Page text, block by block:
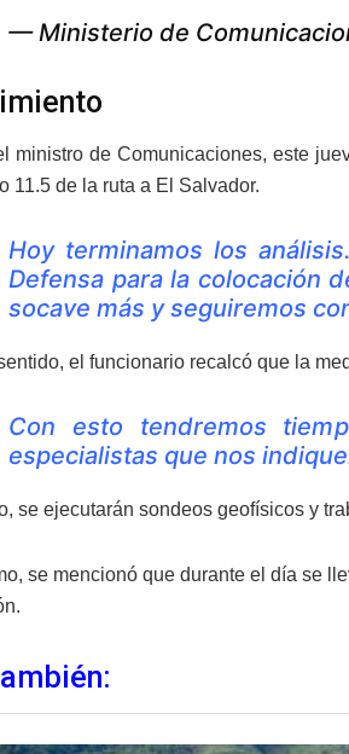
— Ministerio de
ministro de Comunicaciones, este
11.5 de la ruta a El Salvador.
Hoy terminamos los
Defensa para la colocación
socave más y seguiremos
el funcionario recalcó que la
Con esto tendremos
especialistas que nos
se ejecutarán sondeos geofísicos y
se mencionó que durante el día se